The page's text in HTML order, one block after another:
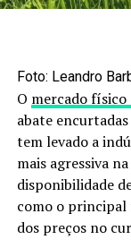
principais
para os próximos
asiática, uma
Também segue
Brasil, que
jávotou?
Foto: Leandro
O mercado
abate
tem levado a
mais agressiva
disponibilidade
como o principal
dos preços no